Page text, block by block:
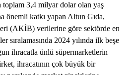
toplam 3,4 milyar dolar olan yaş
önemli katkı yapan Altun Gıda,
(AKİB) verilerine göre sektörde en
sıralamasında 2024 yılında ilk beşe
ihracatla ünlü süpermarketlerin
ihracatının çok büyük bir